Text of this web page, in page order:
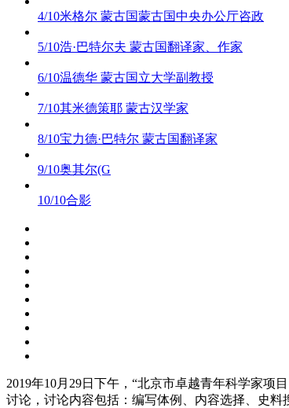
4/10米格尔 蒙古国蒙古国中央办公厅咨政
5/10浩·巴特尔夫 蒙古国翻译家、作家
6/10温德华 蒙古国立大学副教授
7/10其米德策耶 蒙古汉学家
8/10宝力德·巴特尔 蒙古国翻译家
9/10奥其尔(G
10/10合影
2019年10月29日下午，“北京市卓越青年科学家项
讨论，讨论内容包括：编写体例、内容选择、史料